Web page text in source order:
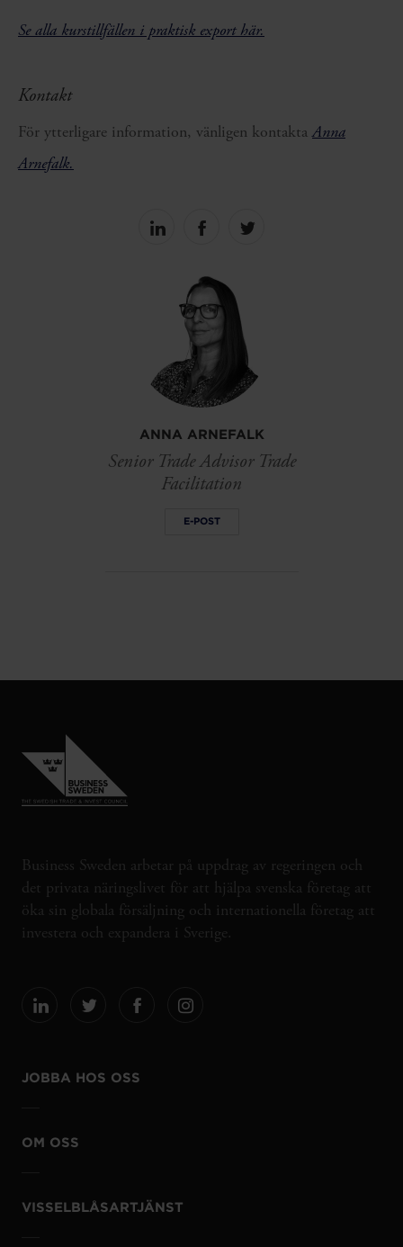
ANNA ARNEFALK
Senior Trade Advisor Trade
Facilitation
E-POST
Se alla kurstillfällen i praktisk export här.
Kontakt
För ytterligare information, vänligen kontaktaAnna
Arnefalk.
Share
Share
Share
Business Sweden arbetar på uppdrag av regeringen och
det privata näringslivet för att hjälpa svenska företag att
öka sin globala försäljning och internationella företag att
investera och expandera i Sverige.
JOBBA HOS OSS
OM OSS
VISSELBLÅSARTJÄNST